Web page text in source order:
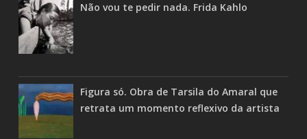
Não vou te pedir nada. Frida Kahlo
Figura só. Obra de Tarsila do Amaral que
retrata um momento reflexivo da artista